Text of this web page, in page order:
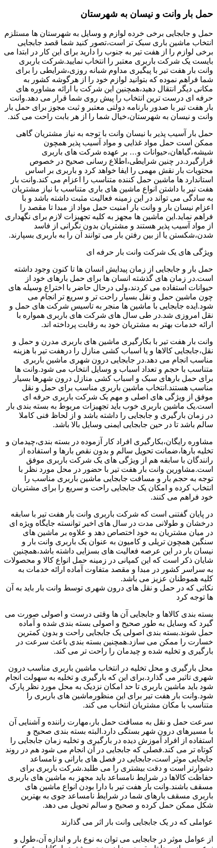
حمل بار وانت و نیسان به شهرستان
حمل و جابجایی برخی خرده لوازم و وسایل به شهرستان ها مستلزم
انتخاب ماشین باری سبک تر است،تصور کنید شما قصد جابجایی
برخی لوازم را از هفت تیر به جنوب را دارید برای این کار در ابتدا می
بایست یک شرکت باربری معتبر را انتخاب نمایید.شرکت باربری
وانت بار هفت تیر با پیگیری مداوم شبانه روزی،شرایطی را برای
شما فراهم نموده که بتوانید لوازم خود را از هرگوشه کشور به
مکانی دیگر انتقال دهید،همچنین این شرکت با ارائه مشاوره های
حرفه ای درست ترین انتخاب را پیش روی شما قرار می دهد.وانت
بار هفت تیر با صدور بارنامه دولتی معتبر و ثبت مجوز برای حمل بار
وانت و نیسان به شهرستان،خیال شما را از هر بابت راحت می کند.
حمل بار آسیب پذیر با نیسان وانت با توجه به نیاز مشتریان گاهی
ممکن است حمل مواد غذایی و مواد آسیب پذیر همچون
شیشه،گیاهان،حیوانات و… بر عهده شرکت های باربری
قرارگیرد.در چنین شرایطی،اطلاع رسانی صحیح در خصوص
محتویات بار نقش مهمی را ایفا خواهد کرد و باربری بر اساس
استاندارد ها ماشین حمل کننده متناسب را اعزام می کند.وانت بار
هفت تیر با داشتن انواع ماشین های باری متناسب با نیاز مشتریان
به سادگی می تواند در این زمینه فعالیت مثبت داشته باشد و با
اعزام نیسان بار و وانت بار امنیت حمل مواد از مبدا تا مقصد را
فراهم نماید.این ماشین ها مجهز به کلیه تجهیزات لازم برای نگهداری
از مواد آسیب پذیر هستند و مشتریان بدون نگرانی از فاسد
شدن،شکستن یا از بین رفتن بار می توانند آن را به باربری بسپارند.
ویژگی های یک شرکت وانت بار حرفه ای
حمل بار و جابجایی از زمان پیدایش انسان ها تا کنون وجود داشته
است.در زمان های گذشته انسان ها برای حمل بارهای خود از
حیوانات استفاده می کردند،ولی درحال حاضر با اختراع وسیله های
چون ماشین حمل و نقل بسیار راحت تر و سریع تر انجام می
شود.ایده جابجایی با ماشین ها منجر به تاسیس شرکت های حمل و
نقل امروزی شد.در طی سال های شرکت های باربری همواره با
ارائه خدمات بهتر به مشتریان خود به رقابت پرداخته اند.
وانت بار هفت تیر با بکارگیری ماشین های باربری مدرن و حمل و
نقل،جابجایی کالاها و یا اسباب کشی منازل را درهفت تیر با هزینه
مناسب انجام می دهد.در جابجایی درون شهری ماشین باربری
متناسب با حجم و تعداد اسباب و وسایل انتخاب می شود.وانت ها
برای حمل بارهای سبک و اسباب کشی منازل درون شهرها بسیار
مناسب هستند.انتخاب ماشین باربری مناسب برای حمل و نقل
موفق از ویژگی های اصلی و مهم یک شرکت باربری حرفه ای
است.یک ماشین باربری خوب باید تجهیزات مربوط به بسته بندی بار
در زمان بارگیری و جابجایی را داشته باشد و از لحاظ فنی کاملا
سالم باشد تا در حین جابجایی ایمنی وسایل بالا باشد.
مشاوره رایگان،بکارگیری افراد کار آزموده در بسته بندی،چیدمان و
تخلیه بارها،ضمانت تحویل سالم و بدون نقص بارها و استفاده از
رانندگان با سابقه هم از ویژگی های یک شرکت باربری موفق
است.مشاورین وانت بار هفت تیر با حضور در محل مورد نظر با
توجه به حجم بار و مسافت جابجایی ماشین باربری مناسب را
انتخاب کرده و امکان یک جابجایی راحت و سریع را برای مشتریان
خود فراهم می کنند.
در پایان گفتنی است که شرکت باربری وانت بار هفت تیر با سابقه
درخشان و طولانی مدت در سال های اخیر توانسته جایگاه ویژه ای
در میان مشتریان به خود اختصاص دهد و علاوه بر ماشین های
سنگین همچون تریلی و کامیون به عنوان یک باربری وانت بار و
نیسان بار در این عرصه فعالیت های بسزایی داشته باشد،همچنین
شایان ذکر است که این کمپانی در زمینه حمل انواع کالا و محصولات
به سراسر کشور در مبدا و مقصد متفاوت آماده ارائه خدمات به
کلیه هموطنان عزیز می باشد.
نکاتی که در حمل و نقل های درون شهری توسط وانت بار باید به آن
ها توجه کرد
بسته بندی کالاها و جابجایی آن ها وقتی درست و اصولی صورت می
گیرد که وسایل به طور صحیح و اصولی بسته بندی شده و آماده
حمل شوند.بسته بندی اصولی یک جابجایی راحت و بدون کمترین
خسارت را ممکن می سازد.همچنین بسته بندی باعث سرعت در
بارگیری و تخلیه شده و چیدمان را راحت تر می کند.
محل بارگیری و محل تخلیه در انتخاب ماشین باربری مناسب درون
شهری تاثیر می گذارد.برای این که بارگیری و تخلیه به سهولت انجام
شود باید ماشین باربری تا حد امکان نزدیک به محل مورد نظر پارک
شود.وانت بار هفت تیر برای این منظورماشین های باربری را
متناسب با مکان مشتریان انتخاب می کند.
سرعت حمل و نقل به مسافت حمل بار،مهارت راننده و آشنایی آن
با مسیرهای درون شهر بستگی دارد.البته بسته بندی صحیح و
استفاده از افراد آموزش دیده در بارگیری و تخلیه زمان جابجایی را
کوتاه تر می کند.فصلی که جابجایی در آن انجام می شود هم در روند
جابجایی موثر است،جابجایی در فصل های بارانی و نامساعد
دشوارتر است و دقت بیشتری را می طلبد.شرکت باربری برای
حفاظت کالاها در شرایط نامساعد باید مجهز به ماشین های باربری
مسقف باشند.وانت بار هفت تیر با دارا بودن انواع ماشین های
باربری مسقف بارهای شما در شرایط نامساعد جوی به بهترین
شکل ممکن حمل کرده و صحیح و سالم تحویل می دهد.
عواملی که در یک جابجایی وانت بار اثر می گذارند
از عوامل موثر در جابجایی می توان به نوع بار و اندازه آن،طول و